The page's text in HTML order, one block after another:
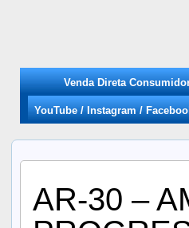
Venda Direta
YouTube / Instagram /
AR-30 –